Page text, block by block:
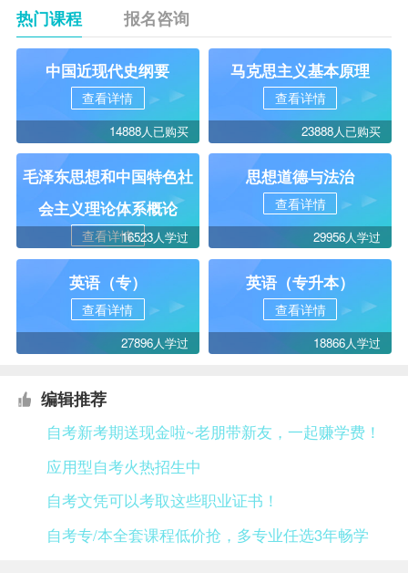
热门课程 报名咨询
中国近现代史纲要
查看详情
14888人已购买
马克思主义基本原理
查看详情
23888人已购买
毛泽东思想和中国特色社
会主义理论体系概论
查看详情16523人学过
思想道德与法治
查看详情
29956人学过
英语（专）
查看详情
27896人学过
英语（专升本）
查看详情
18866人学过
编辑推荐
自考新考期送现金啦~老朋带新友，一起赚学费！
应用型自考火热招生中
自考文凭可以考取这些职业证书！
自考专/本全套课程低价抢，多专业任选3年畅学